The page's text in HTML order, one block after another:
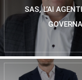
SAS, L’AI